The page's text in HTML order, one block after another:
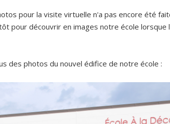
pour la visite virtuelle n'a pas encore été
pour découvrir en images notre école lorsque
des photos du nouvel édifice de notre école :